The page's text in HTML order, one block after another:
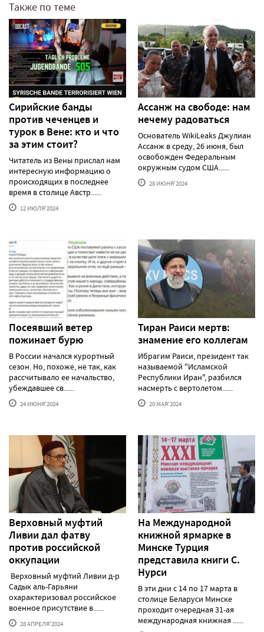
Также по теме
Сирийские банды
против чеченцев и
турок в Вене: кто и что
за этим стоит?
Читатель из Вены прислал нам
интересную информацию о
происходящих в последнее
время в столице Австр......
12 ИЮЛЯ'2024
Ассанж на свободе: нам
нечему радоваться
Основатель WikiLeaks Джулиан
Ассанж в среду, 26 июня, был
освобожден Федеральным
окружным судом США......
28 ИЮНЯ'2024
Посеявший ветер
пожинает бурю
В России начался курортный
сезон. Но, похоже, не так, как
рассчитывало ее начальство,
убеждавшее св......
24 ИЮНЯ'2024
Тиран Раиси мертв:
знамение его коллегам
Ибрагим Раиси, президент так
называемой "Исламской
Республики Иран", разбился
насмерть с вертолетом......
20 МАЯ'2024
Верховный муфтий
Ливии дал фатву
против российской
оккупации
Верховный муфтий Ливии д-р
Садык аль-Гарьяни
охарактеризовал российское
военное присутствие в......
28 АПРЕЛЯ'2024
На Международной
книжной ярмарке в
Минске Турция
представила книги С.
Нурси
В эти дни с 14 по 17 марта в
столице Беларуси Минске
проходит очередная 31-ая
международная книжная ......